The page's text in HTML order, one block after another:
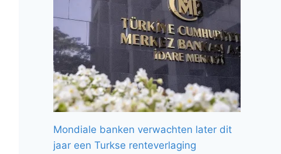
Mondiale banken verwachten later dit
jaar een Turkse renteverlaging